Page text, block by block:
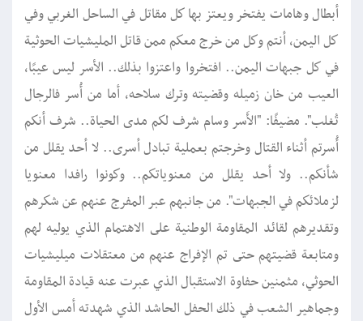
أبطال وهامات يفتخر ويعتز بها كل مقاتل في الساحل الغربي وفي
كل اليمن، أنتم وكل من خرج معكم ممن قاتل المليشيات الحوثية
في كل جبهات اليمن.. افتخروا واعتزوا بذلك.. الأسر ليس عيبًا،
العيب من خان زميله وقضيته وترك سلاحه، أما من أُسر فالرجال
تُغلب". مضيفًا: "الأَسر وسام شرف لكم مدى الحياة.. شرف أنكم
أُسرتم أثناء القتال وخرجتم بعملية تبادل أسرى.. لا أحد يقلل من
شأنكم.. ولا أحد يقلل من معنوياتكم.. وكونوا رافدا معنويا
لزملائكم في الجبهات". من جانبهم عبر المفرج عنهم عن شكرهم
وتقديرهم لقائد المقاومة الوطنية على الاهتمام الذي يوليه لهم
ومتابعة قضيتهم حتى تم الإفراج عنهم من معتقلات ميليشيات
الحوثي، مثمنين حفاوة الاستقبال الذي عبرت عنه قيادة المقاومة
وجماهير الشعب في ذلك الحفل الحاشد الذي شهدته أمس الأول